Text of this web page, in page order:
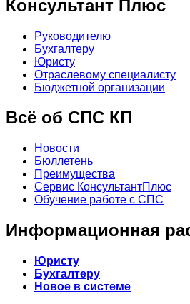
Консультант Плюс
Руководителю
Бухгалтеру
Юристу
Отраслевому специалисту
Бюджетной организации
Всё об СПС КП
Новости
Бюллетень
Преимущества
Сервис КонсультантПлюс
Обучение работе с СПС
Информационная
Юристу
Бухгалтеру
Новое в системе